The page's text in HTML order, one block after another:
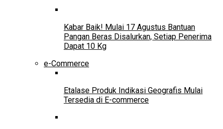
Kabar Baik! Mulai 17 Agustus Bantuan
Pangan Beras Disalurkan, Setiap Penerima
Dapat 10 Kg
e-Commerce
Etalase Produk Indikasi Geografis Mulai
Tersedia di E-commerce